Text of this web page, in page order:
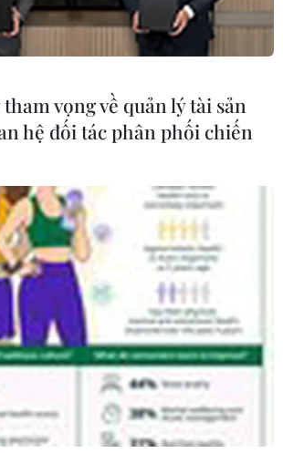
vọng về quản lý tài sản
hệ đối tác phân phối chiến